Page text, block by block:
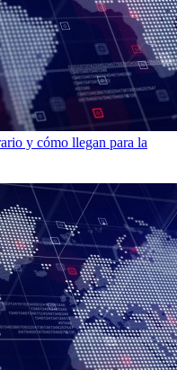
y cómo llegan para la